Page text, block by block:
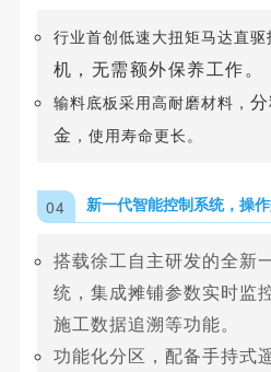
行业首创低速大扭矩马达直驱
机，无需额外保养工作。
输料底板采用高耐磨材料，
金 ，使用寿命更长。
04 新一代智能控制系统，操
搭载徐工自主研发的全新
统，集成摊铺参数实时监
施工数据追溯等功能。
功能化分区，配备手持式